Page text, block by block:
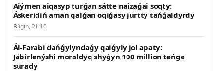
Aiýmen aiqasyp turǵan sátte naizaǵai soqty:
Áskeridiń aman qalǵan oqiǵasy jurtty tańǵaldyrdy
Búgin, 21:10
Ál-Farabi dańǵylyndaǵy qaiǵyly jol apaty:
Jábirlenýshi moraldyq shyǵyn 100 million teńge
surady